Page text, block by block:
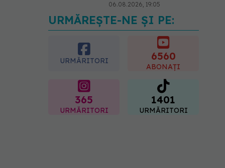
06.08.2026, 19:05
EXCLUSIV Brahiterapie
vs radioterapie externă în
cancerul ginecologic. Dr.
Sorin Bogdan (SANADOR)
explică diferența și cum
acționează tratamentul
URMĂREȘTE-NE ȘI PE:
URMĂRITORI 6560
ABONAȚI
365
URMĂRITORI
1401
URMĂRITORI